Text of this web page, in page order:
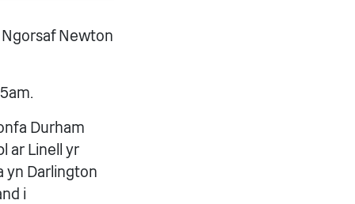
Newton
Durham
ar Linell yr
yn Darlington
i